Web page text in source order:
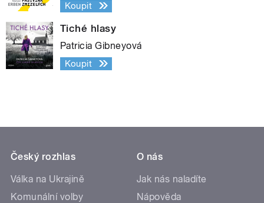
Koupit
Tiché hlasy
Patricia Gibneyová
Koupit
Český rozhlas
Válka na Ukrajině
Komunální volby
O nás
Jak nás naladíte
Nápověda